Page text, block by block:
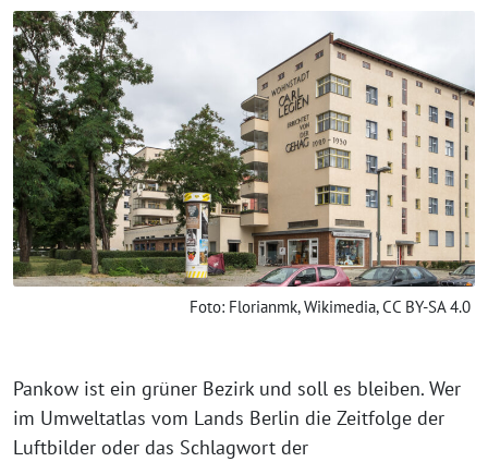
Foto: Florianmk, Wikimedia, CC BY-SA 4.0
Pankow ist ein grüner Bezirk und soll es bleiben. Wer
im Umweltatlas vom Lands Berlin die Zeitfolge der
Luftbilder oder das Schlagwort der